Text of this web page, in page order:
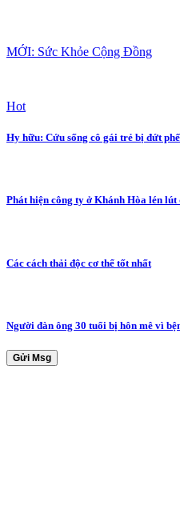
MỚI: Sức Khỏe Cộng Đồng
Hot
Hy hữu: Cứu sống cô gái trẻ bị đứt
Phát hiện công ty ở Khánh Hòa lén
Các cách thải độc cơ thể tốt nhất
Người đàn ông 30 tuổi bị hôn mê vì
Gửi Msg